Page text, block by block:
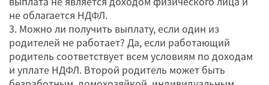
не облагается НДФЛ.
3. Можно ли получить выплату, если один из
родителей не работает? Да, если работающий
родитель соответствует всем условиям по доходам
и уплате НДФЛ. Второй родитель может быть